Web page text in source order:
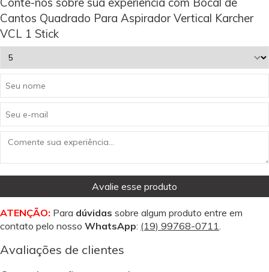
Cantos Quadrado Para Aspirador Vertical Karcher
VCL 1 Stick
Avalie esse produto
ATENÇÃO: Para dúvidas sobre algum produto entre em
contato pelo nosso WhatsApp: (19) 99768-0711.
Avaliações de clientes